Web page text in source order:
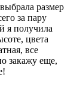
размер
за пару
я получила
цвета
все
закажу еще,